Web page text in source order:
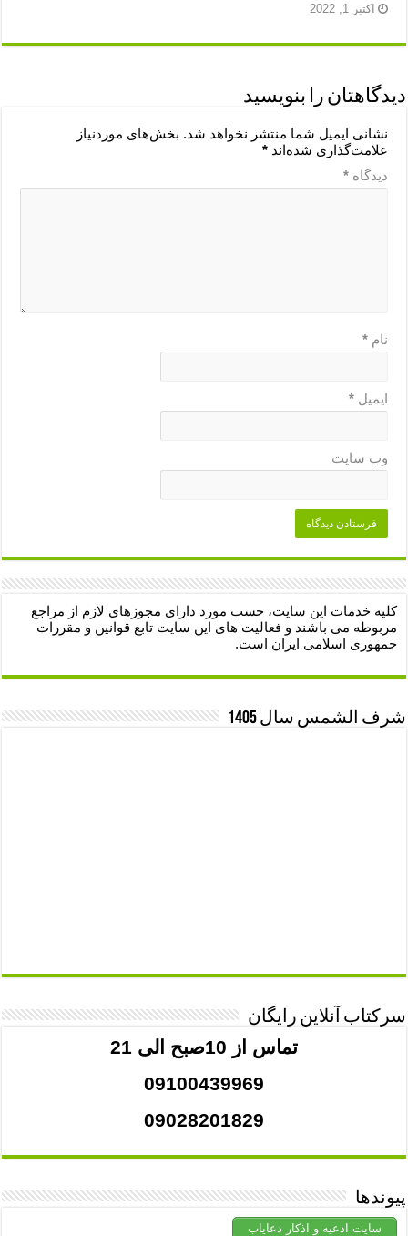
اکتبر 1, 2022
دیدگاهتان را بنویسید
نشانی ایمیل شما منتشر نخواهد شد. بخش‌های موردنیاز
علامت‌گذاری شده‌اند*
دیدگاه*
نام*
ایمیل*
وب‌ سایت
کلیه خدمات این سایت، حسب مورد دارای مجوزهای لازم از مراجع
مربوطه می باشند و فعالیت های این سایت تابع قوانین و مقررات
جمهوری اسلامی ایران است.
شرف الشمس سال 1405
سرکتاب آنلاین رایگان
تماس از 10صبح الی 21
09100439969
09028201829
پیوندها
سایت ادعیه و اذکار دعایاب